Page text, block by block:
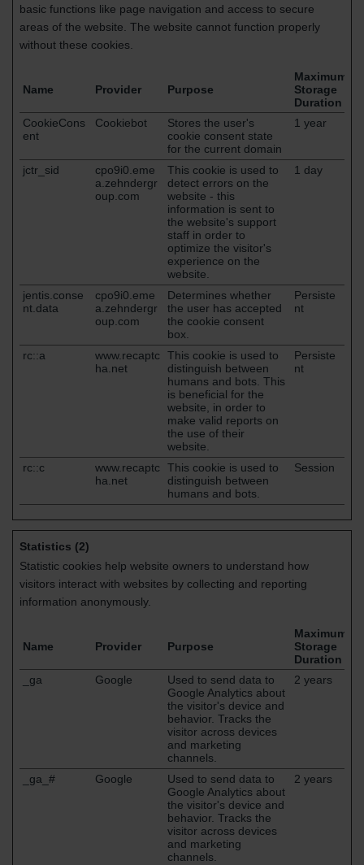
basic functions like page navigation and access to secure
areas of the website. The website cannot function properly
without these cookies.
Name Provider Purpose
Maximum
Storage
Duration
CookieCons
ent
Cookiebot
Stores the user's
cookie consent state
for the current domain
1 year
jctr_sid
cpo9i0.eme
a.zehndergr
oup.com
This cookie is used to
detect errors on the
website - this
information is sent to
the website's support
staff in order to
optimize the visitor's
experience on the
website.
1 day
jentis.conse
nt.data
cpo9i0.eme
a.zehndergr
oup.com
Determines whether
the user has accepted
the cookie consent
box.
Persiste
nt
rc::a
www.recaptc
ha.net
This cookie is used to
distinguish between
humans and bots. This
is beneficial for the
website, in order to
make valid reports on
the use of their
website.
Persiste
nt
rc::c
www.recaptc
ha.net
This cookie is used to
distinguish between
humans and bots.
Session
Statistics (2)
Statistic cookies help website owners to understand how
visitors interact with websites by collecting and reporting
information anonymously.
Name Provider Purpose
Maximum
Storage
Duration
_ga
Google
Used to send data to
Google Analytics about
the visitor's device and
behavior. Tracks the
visitor across devices
and marketing
channels.
2 years
_ga_# Google
Used to send data to
Google Analytics about
the visitor's device and
behavior. Tracks the
visitor across devices
and marketing
channels.
2 years